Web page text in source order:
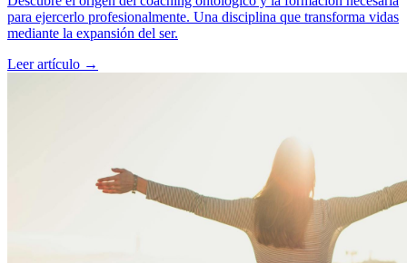
para ejercerlo profesionalmente. Una disciplina que transforma vidas
mediante la expansión del ser.
Leer artículo →